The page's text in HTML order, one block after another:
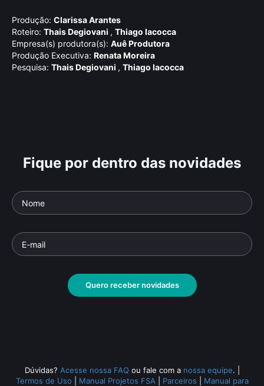
Produção: Clarissa Arantes
Roteiro: Thais Degiovani , Thiago Iacocca
Empresa(s) produtora(s): Auê Produtora
Produção Executiva: Renata Moreira
Pesquisa: Thais Degiovani , Thiago Iacocca
Fique por dentro das novidades
Quero receber novidades
Dúvidas? Acesse nossa FAQ ou fale com a nossa equipe.
Termos de Uso
Manual Projetos FSA Parceiros
Manual para